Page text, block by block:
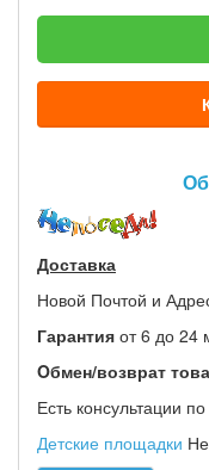
Доставка
Новой Почтой и
Гарантия от 6 до 24
Oбмен/возврат
Есть консультации
Детские площадки